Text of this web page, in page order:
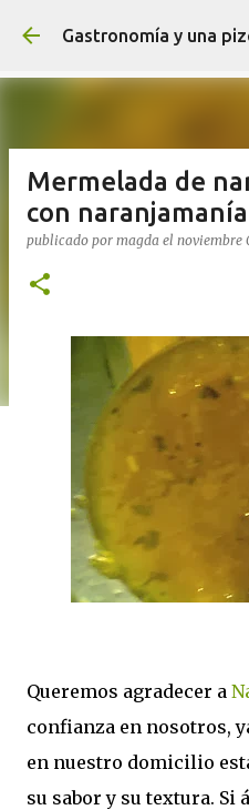
Ir al
Gastronomía y una
Mermelada de
con naranjamanía
publicado por magda el noviembre
Queremos agradecer a
confianza en nosotros,
en nuestro domicilio
su sabor y su textura. Si